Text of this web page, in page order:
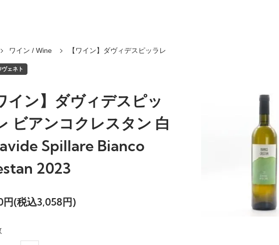
ワイン / Wine 【ワイン】ダヴィデスピッラレ
ヴェネト
イン】ダヴィデスピッ
ビアンコクレスタン 白
Spillare Bianco
2023
円(税込3,058円)